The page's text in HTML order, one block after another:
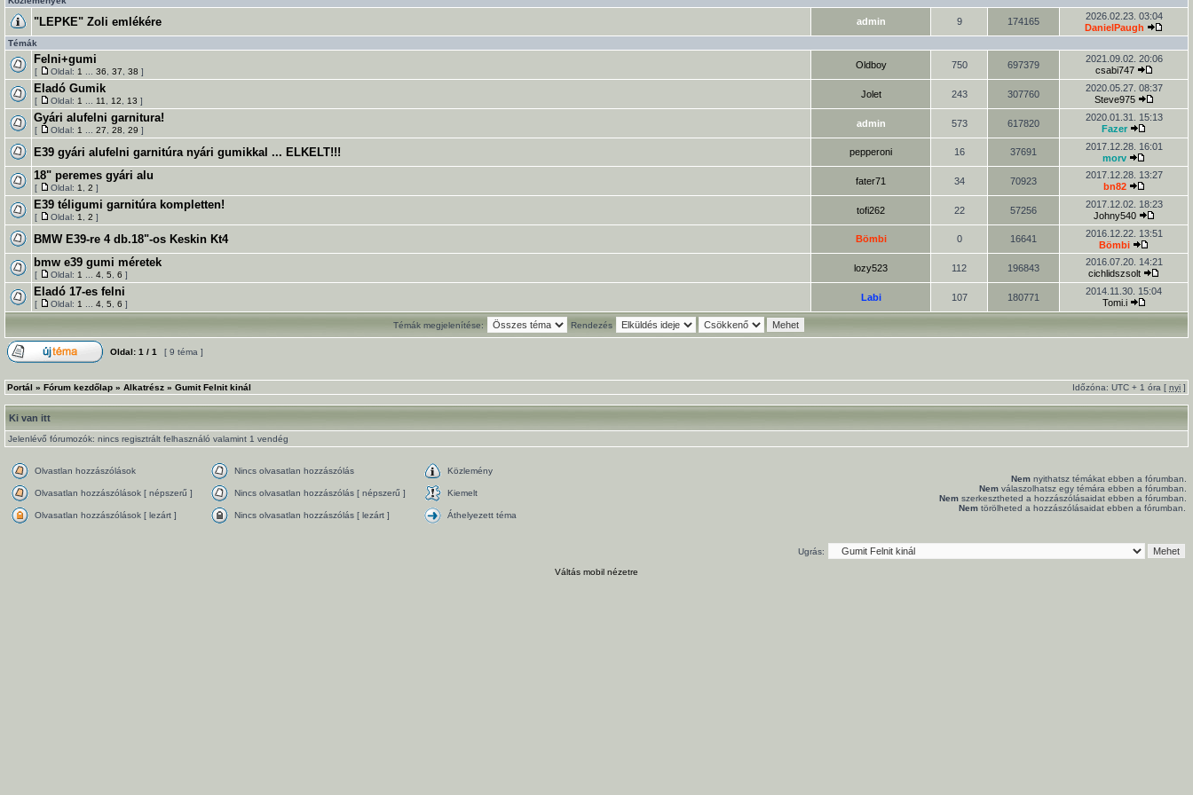
"LEPKE" Zoli emlékére admin 9 174165
2026.02.23. 03:04
DanielPaugh
Témák
Felni+gumi
[ Oldal: 1 36 37 38 ]
Oldboy 750 697379
2021.09.02. 20:06
csabi747
Eladó Gumik
[ Oldal: 1 11 12 13 ]
Jolet 243 307760
2020.05.27. 08:37
Steve975
Gyári alufelni garnitura!
[ Oldal: 1 27 28 29 ]
admin 573 617820
2020.01.31. 15:13
Fazer
E39 gyári alufelni garnitúra nyári gumikkal ... ELKELT!!! pepperoni 16 37691
2017.12.28. 16:01
morv
18" peremes gyári alu
[ Oldal: 1 2 ]
fater71 34 70923
2017.12.28. 13:27
bn82
E39 téligumi garnitúra kompletten!
[ Oldal: 1 2 ]
tofi262 22 57256
2017.12.02. 18:23
Johny540
BMW E39-re 4 db.18"-os Keskin Kt4 Bömbi 0 16641
2016.12.22. 13:51
Bömbi
bmw e39 gumi méretek
[ Oldal: 1 4 5 6 ]
lozy523 112 196843
2016.07.20. 14:21
cichlidszsolt
Eladó 17-es felni
[ Oldal: 1 4 5 6 ]
Labi 107 180771
2014.11.30. 15:04
Tomi.i
Témák megjelenítése: Rendezés
Oldal: 1 / 1 [ 9 téma ]
Portál » Fórum kezdőlap » Alkatrész » Gumit Felnit kinál Időzóna: UTC + 1 óra [ nyi ]
Ki van itt
Jelenlévő fórumozók: nincs regisztrált felhasználó valamint 1 vendég
Olvastlan hozzászólások Nincs olvasatlan hozzászólás Közlemény
Olvasatlan hozzászólások [ népszerű ] Nincs olvasatlan hozzászólás [ népszerű ] Kiemelt
Olvasatlan hozzászólások [ lezárt ] Nincs olvasatlan hozzászólás [ lezárt ] Áthelyezett téma
Nem nyithatsz témákat ebben a fórumban.
Nem válaszolhatsz egy témára ebben a fórumban.
Nem szerkesztheted a hozzászólásaidat ebben a fórumban.
Nem törölheted a hozzászólásaidat ebben a fórumban.
Ugrás:
Váltás mobil nézetre